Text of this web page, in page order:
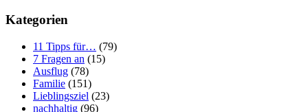
Kategorien
11 Tipps für… (79)
7 Fragen an (15)
Ausflug (78)
Familie (151)
Lieblingsziel (23)
nachhaltig (96)